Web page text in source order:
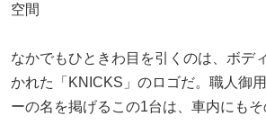
空間
なかでもひときわ目を引くのは、ボデ
かれた「KNICKS」のロゴだ。職人御
ーの名を掲げるこの1台は、車内にも